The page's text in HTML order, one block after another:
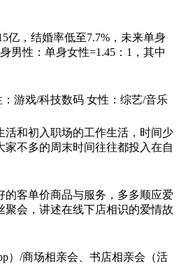
亿，结婚率低至7.7%，未来单身
男性：单身女性=1.45：1，其中
游戏/科技数码 女性：综艺/音乐
活和初入职场的工作生活，时间少
不多的周末时间往往都投入在自
的客单价商品与服务，多多顺应爱
聚会，讲述在线下店相识的爱情故
）/商场相亲会、书店相亲会（活